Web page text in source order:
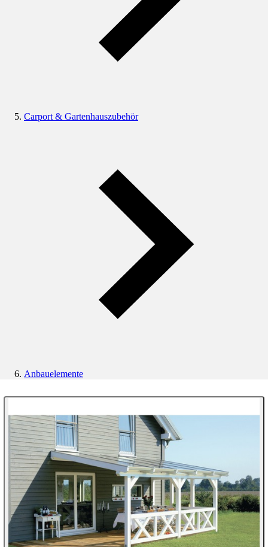
Carport & Gartenhauszubehör
Anbauelemente